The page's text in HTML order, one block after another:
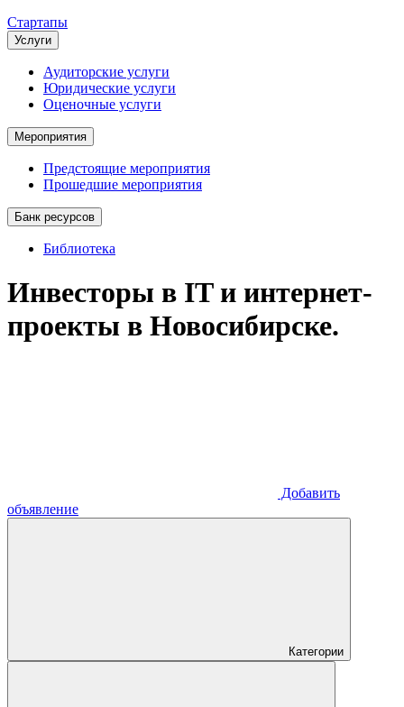
Стартапы
Услуги
Аудиторские услуги
Юридические услуги
Оценочные услуги
Мероприятия
Предстоящие мероприятия
Прошедшие мероприятия
Банк ресурсов
Библиотека
Инвесторы в IT и интернет-
проекты в Новосибирске.
Добавить
объявление
Категории